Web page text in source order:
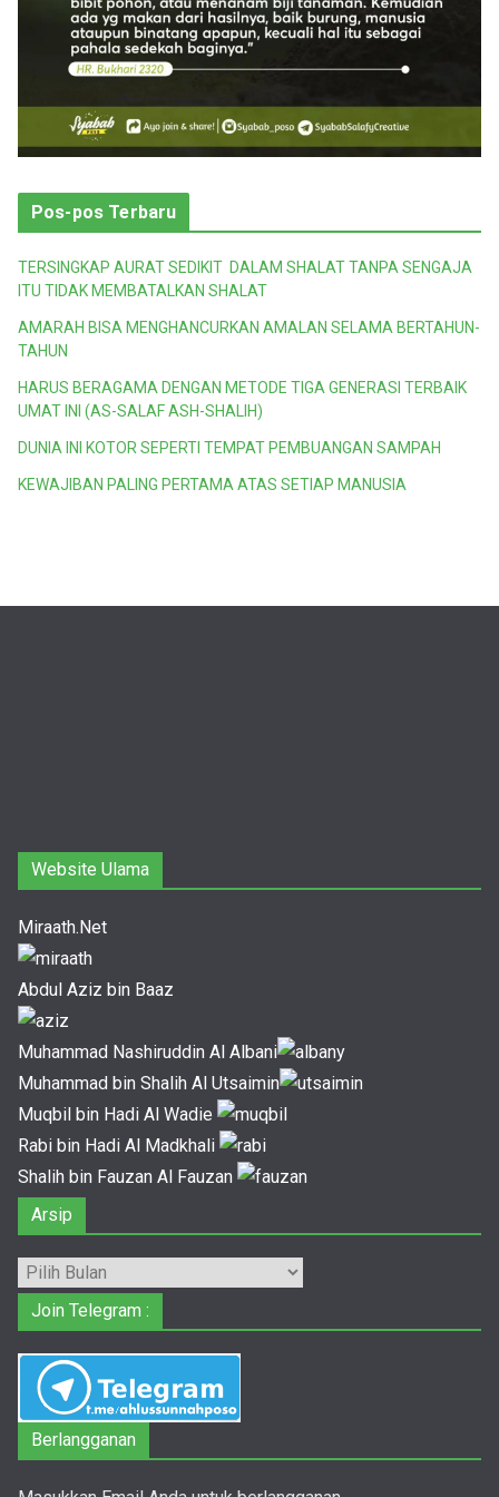
Pos-pos Terbaru
TERSINGKAP AURAT SEDIKIT DALAM SHALAT TANPA SENGAJA
ITU TIDAK MEMBATALKAN SHALAT
AMARAH BISA MENGHANCURKAN AMALAN SELAMA BERTAHUN-
TAHUN
HARUS BERAGAMA DENGAN METODE TIGA GENERASI TERBAIK
UMAT INI (AS-SALAF ASH-SHALIH)
DUNIA INI KOTOR SEPERTI TEMPAT PEMBUANGAN SAMPAH
KEWAJIBAN PALING PERTAMA ATAS SETIAP MANUSIA
Website Ulama
Miraath.Net
Abdul Aziz bin Baaz
Muhammad Nashiruddin Al Albani
Muhammad bin Shalih Al Utsaimin
Muqbil bin Hadi Al Wadie
Rabi bin Hadi Al Madkhali
Shalih bin Fauzan Al Fauzan
Arsip
Arsip
Join Telegram :
Berlangganan